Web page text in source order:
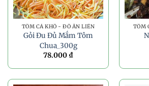
TÔM CÁ KHÔ - ĐỒ ĂN LIỀN
Gỏi Đu Đủ Mắm Tôm
Chua_300g
78.000 ₫
TÔM